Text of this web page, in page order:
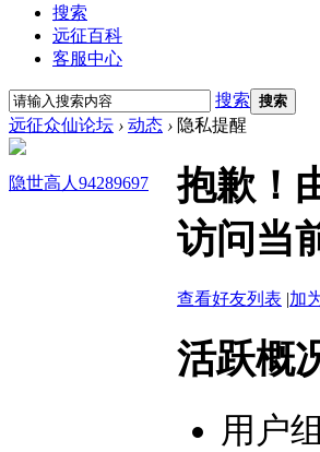
搜索
远征百科
客服中心
搜索 搜索
远征众仙论坛 › 动态 › 隐私提醒
隐世高人94289697
抱歉！
访问当
查看好友列表 |加
活跃概
用户